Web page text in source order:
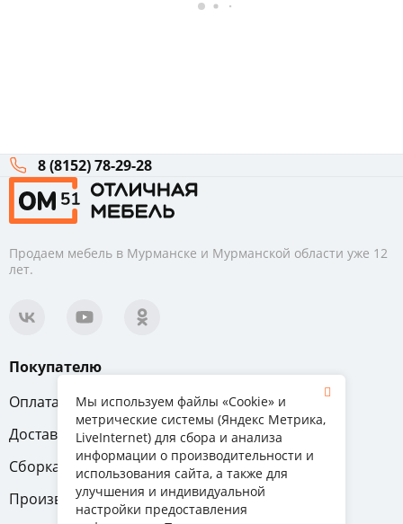
8 (8152) 78-29-28
Продаем мебель в Мурманске и Мурманской области уже 12
лет.
Покупателю
Оплата
Вопрос-ответ
Доставка
Обмен и возврат
Сборка
Гарантия
Производители
Мы используем файлы «Cookie» и
метрические системы (Яндекс Метрика,
LiveInternet) для сбора и анализа
информации о производительности и
использования сайта, а также для
улучшения и индивидуальной
настройки предоставления